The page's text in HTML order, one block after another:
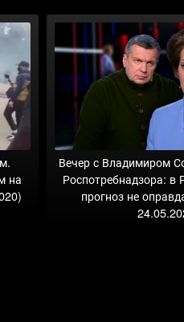
на
Вечер с Владимиром
Роспотребнадзора: в
прогноз не